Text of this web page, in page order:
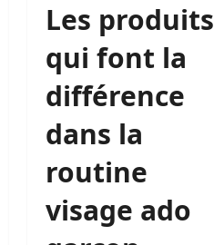
Les produits
qui font la
différence
dans la
routine
visage ado